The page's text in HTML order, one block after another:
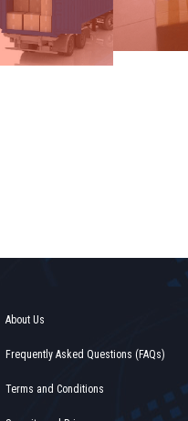
About Us
Frequently Asked Questions (FAQs)
Terms and Conditions